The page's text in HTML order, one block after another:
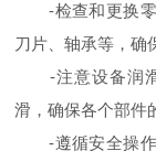
-检查和更换零
刀片、轴承等，确
-注意设备润滑
滑，确保各个部件
-遵循安全操作